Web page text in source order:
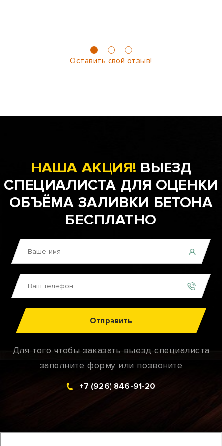
Оставить свой отзыв!
НАША АКЦИЯ! ВЫЕЗД
СПЕЦИАЛИСТА ДЛЯ ОЦЕНКИ
ОБЪЁМА ЗАЛИВКИ БЕТОНА
БЕСПЛАТНО
Отправить
Для того чтобы заказать выезд специалиста
заполните форму или позвоните
+7 (926) 846-91-20